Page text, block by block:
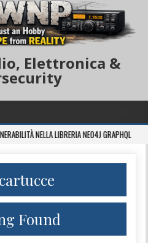
Elettronica &
NELLA LIBRERIA NEO4J GRAPHQL
cartucce
Found